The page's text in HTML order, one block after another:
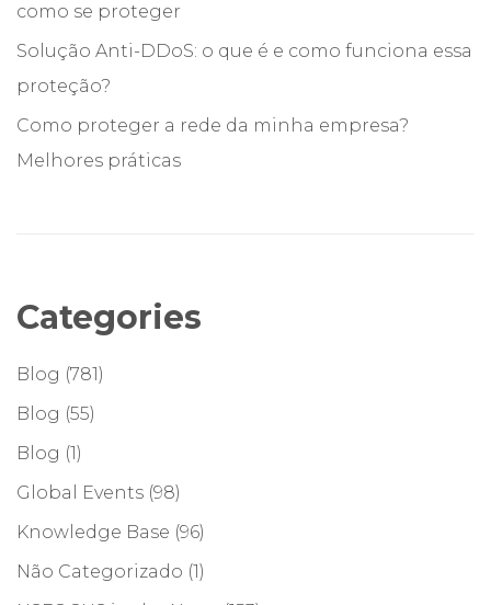
como se proteger
Solução Anti-DDoS: o que é e como funciona essa
proteção?
Como proteger a rede da minha empresa?
Melhores práticas
Categories
Blog (781)
Blog (55)
Blog (1)
Global Events (98)
Knowledge Base (96)
Não Categorizado (1)